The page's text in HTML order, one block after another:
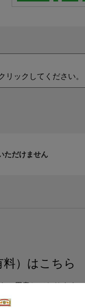
リックしてください。
ただけません
）はこちら
ご用意しております。